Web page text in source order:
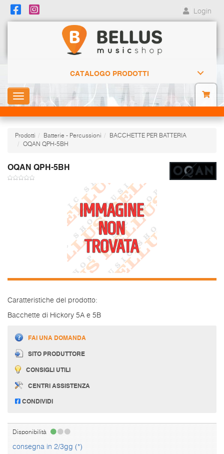
Login
CATALOGO PRODOTTI
Toggle
navigation
Prodotti Batterie - Percussioni
BACCHETTE PER BATTERIA
OQAN QPH-5BH
OQAN QPH-5BH
Caratteristiche del prodotto:
Bacchette di Hickory 5A e 5B
FAI UNA DOMANDA
SITO PRODUTTORE
CONSIGLI UTILI
CENTRI ASSISTENZA
CONDIVIDI
Disponibilità
consegna in 2/3gg (*)